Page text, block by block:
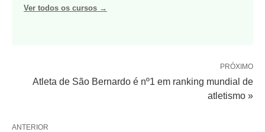
Ver todos os cursos →
PRÓXIMO
Atleta de São Bernardo é nº1 em ranking mundial de
atletismo »
ANTERIOR